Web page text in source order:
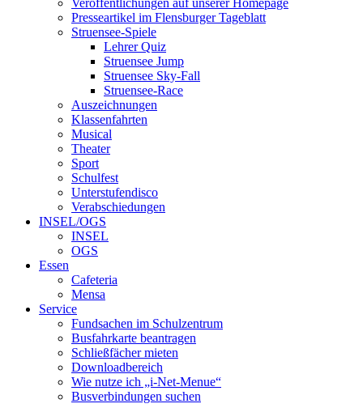
Veröffentlichungen auf unserer Homepage
Presseartikel im Flensburger Tageblatt
Struensee-Spiele
Lehrer Quiz
Struensee Jump
Struensee Sky-Fall
Struensee-Race
Auszeichnungen
Klassenfahrten
Musical
Theater
Sport
Schulfest
Unterstufendisco
Verabschiedungen
INSEL/OGS
INSEL
OGS
Essen
Cafeteria
Mensa
Service
Fundsachen im Schulzentrum
Busfahrkarte beantragen
Schließfächer mieten
Downloadbereich
Wie nutze ich „i-Net-Menue“
Busverbindungen suchen